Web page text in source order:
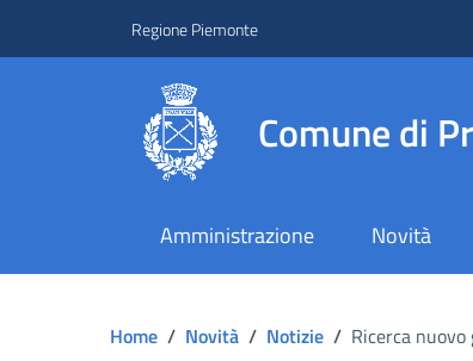
Regione Piemonte
Comune di
Amministrazione Novità
Home / Novità / Notizie / Ricerca